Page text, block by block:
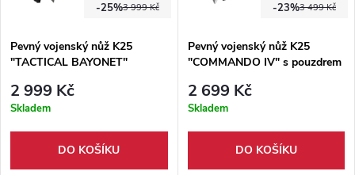
3 999 Kč
-25%
Pevný vojenský nůž K25
"TACTICAL BAYONET"
2 999 Kč
Skladem
DO KOŠÍKU
3 499 Kč
-23%
Pevný vojenský nůž K25
"COMMANDO IV" s pouzdrem
2 699 Kč
Skladem
DO KOŠÍKU